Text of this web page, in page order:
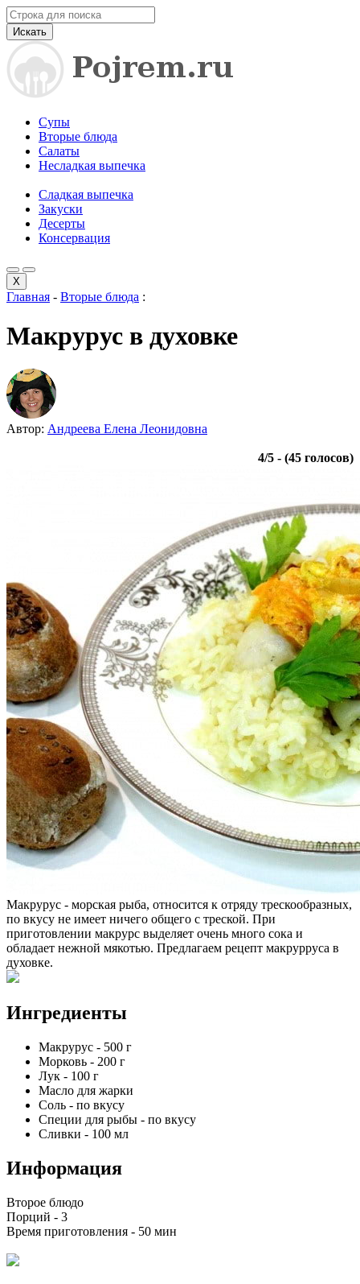
Искать
Супы
Вторые блюда
Салаты
Несладкая выпечка
Сладкая выпечка
Закуски
Десерты
Консервация
X
Главная - Вторые блюда :
Макрурус в духовке
Автор: Андреева Елена Леонидовна
4/5 - (45 голосов)
Макрурус - морская рыба, относится к отряду трескообразных,
по вкусу не имеет ничего общего с треской. При
приготовлении макрурс выделяет очень много сока и
обладает нежной мякотью. Предлагаем рецепт макрурруса в
духовке.
Ингредиенты
Макрурус - 500 г
Морковь - 200 г
Лук - 100 г
Масло для жарки
Соль - по вкусу
Специи для рыбы - по вкусу
Сливки - 100 мл
Информация
Второе блюдо
Порций - 3
Время приготовления - 50 мин